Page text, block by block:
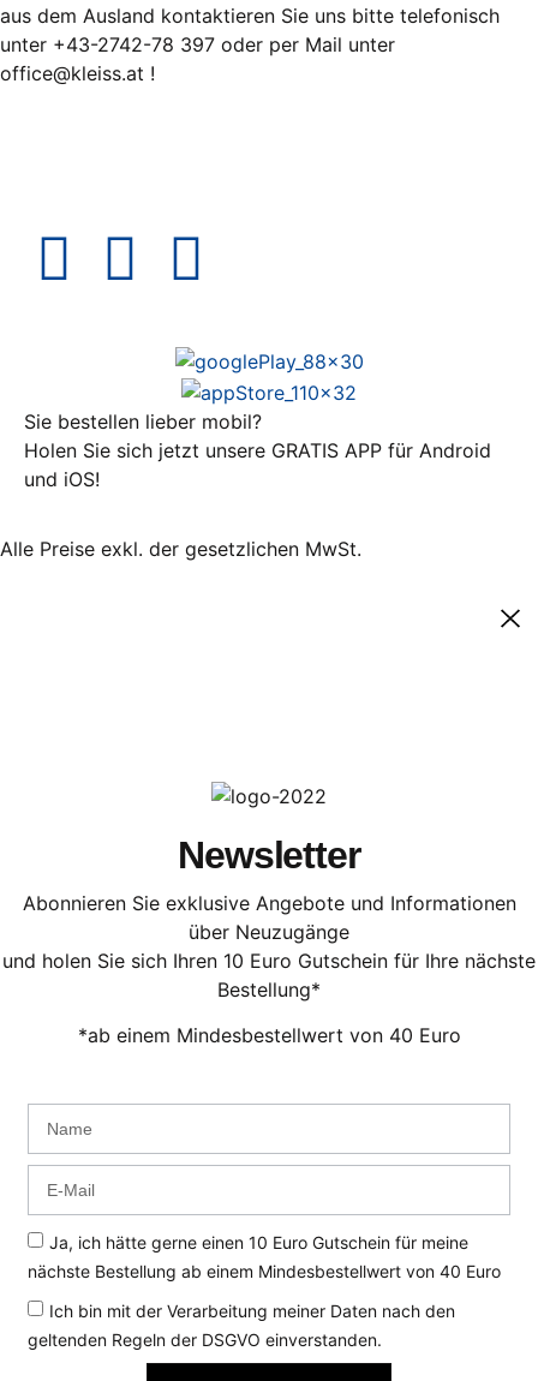
aus dem Ausland kontaktieren Sie uns bitte telefonisch
unter +43-2742-78 397 oder per Mail unter
office@kleiss.at !
Sie bestellen lieber mobil?
Holen Sie sich jetzt unsere GRATIS APP für Android
und iOS!
Alle Preise exkl. der gesetzlichen MwSt.
Newsletter
Abonnieren Sie exklusive Angebote und Informationen
über Neuzugänge
und holen Sie sich Ihren 10 Euro Gutschein für Ihre nächste
Bestellung*
*ab einem Mindesbestellwert von 40 Euro
Ja, ich hätte gerne einen 10 Euro Gutschein für meine
nächste Bestellung ab einem Mindesbestellwert von 40 Euro
Ich bin mit der Verarbeitung meiner Daten nach den
geltenden Regeln der DSGVO einverstanden.